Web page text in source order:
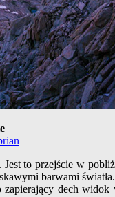
Jest to przejście w
barwami
dech